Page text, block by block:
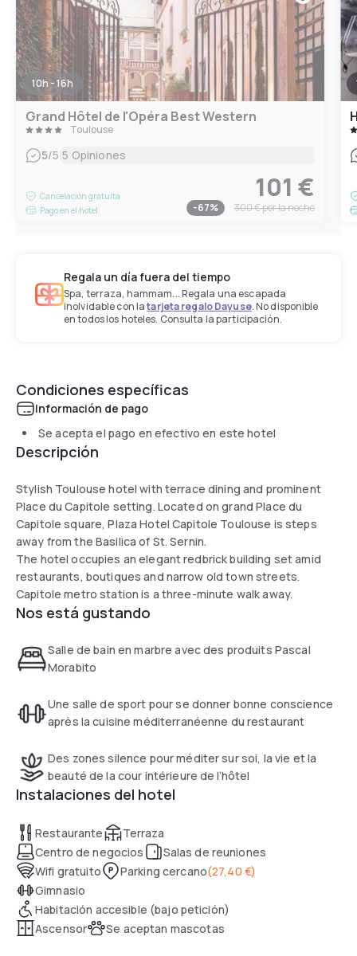
10h - 16h
Grand Hôtel de l'Opéra Best Western
Toulouse
5/5 |5 Opiniones
Cancelación gratuita
Pago en el hotel
101 €
-67% 300 €por la noche
Regala un día fuera del tiempo
Spa, terraza, hammam... Regala una escapada
inolvidable con latarjeta regalo Dayuse. No disponible
en todos los hoteles. Consulta la participación.
Condiciones específicas
Información de pago
Se acepta el pago en efectivo en este hotel
Descripción
Stylish Toulouse hotel with terrace dining and prominent
Place du Capitole setting. Located on grand Place du
Capitole square, Plaza Hotel Capitole Toulouse is steps
away from the Basilica of St. Sernin.
The hotel occupies an elegant redbrick building set amid
restaurants, boutiques and narrow old town streets.
Capitole metro station is a three-minute walk away.
Nos está gustando
Salle de bain en marbre avec des produits Pascal
Morabito
Une salle de sport pour se donner bonne conscience
après la cuisine méditerranéenne du restaurant
Des zones silence pour méditer sur soi, la vie et la
beauté de la cour intérieure de l’hôtel
Instalaciones del hotel
Restaurante
Terraza
Centro de negocios
Salas de reuniones
Wifi gratuito
Parking cercano(27,40 €)
Gimnasio
Habitación accesible (bajo petición)
Ascensor
Se aceptan mascotas